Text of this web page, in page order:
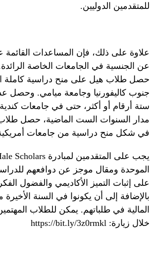
للمتقدمين الدوليين.
علاوة على ذلك، فإن المساعدات القائمة
عن الجنسية في الجامعات الخاصة
حصل طلاب هيل على منح دراسية كاملة
جنوب كاليفورنيا وجامعة ميامي. وحصل
ستة أرقام أو أكثر، حتى في جامعات
في شكل منح دراسية من جامعات
الموحدة ومقال موجز عن دوافعهم
على إثبات التميز الأكاديمي والفضول
بالإضافة إلى أن يكونوا في السنة
خلال زيارة: https://bit.ly/3z0rmkl